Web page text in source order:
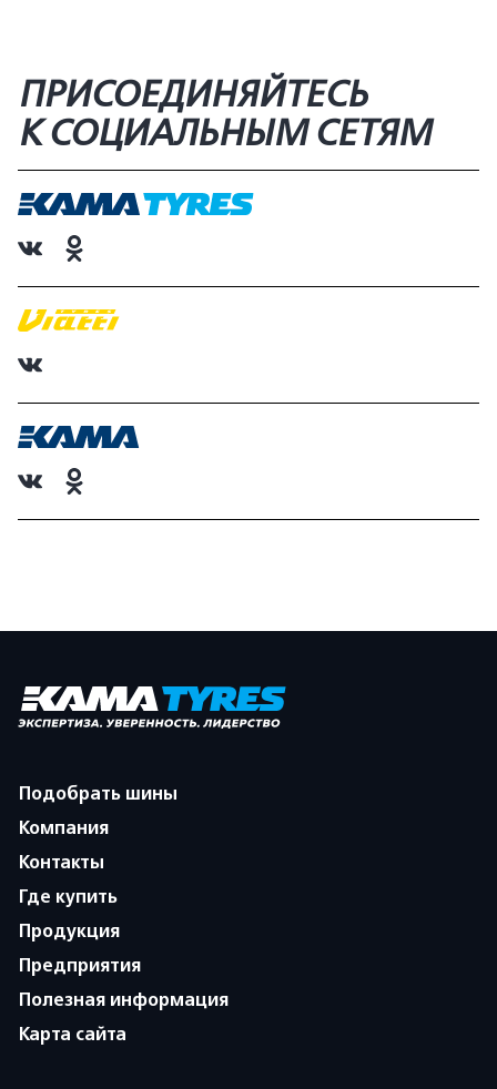
ПРИСОЕДИНЯЙТЕСЬ
К СОЦИАЛЬНЫМ СЕТЯМ
Подобрать шины
Компания
Контакты
Где купить
Продукция
Предприятия
Полезная информация
Карта сайта